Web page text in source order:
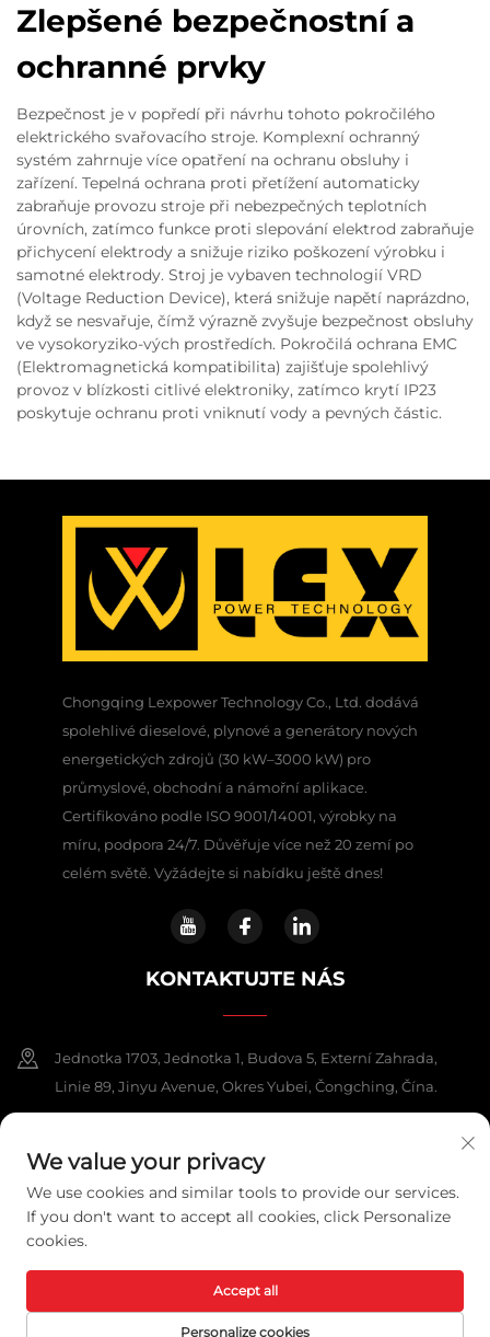
Zlepšené bezpečnostní a
ochranné prvky
Bezpečnost je v popředí při návrhu tohoto pokročilého
elektrického svařovacího stroje. Komplexní ochranný
systém zahrnuje více opatření na ochranu obsluhy i
zařízení. Tepelná ochrana proti přetížení automaticky
zabraňuje provozu stroje při nebezpečných teplotních
úrovních, zatímco funkce proti slepování elektrod zabraňuje
přichycení elektrody a snižuje riziko poškození výrobku i
samotné elektrody. Stroj je vybaven technologií VRD
(Voltage Reduction Device), která snižuje napětí naprázdno,
když se nesvařuje, čímž výrazně zvyšuje bezpečnost obsluhy
ve vysokoryziko-vých prostředích. Pokročilá ochrana EMC
(Elektromagnetická kompatibilita) zajišťuje spolehlivý
provoz v blízkosti citlivé elektroniky, zatímco krytí IP23
poskytuje ochranu proti vniknutí vody a pevných částic.
Chongqing Lexpower Technology Co., Ltd. dodává
spolehlivé dieselové, plynové a generátory nových
energetických zdrojů (30 kW–3000 kW) pro
průmyslové, obchodní a námořní aplikace.
Certifikováno podle ISO 9001/14001, výrobky na
míru, podpora 24/7. Důvěřuje více než 20 zemí po
celém světě. Vyžádejte si nabídku ještě dnes!
KONTAKTUJTE NÁS
Jednotka 1703, Jednotka 1, Budova 5, Externí Zahrada,
Linie 89, Jinyu Avenue, Okres Yubei, Čongching, Čína.
[email protected]
Technology Co., Ltd.
Ochrana soukromí
We value your privacy
We use cookies and similar tools to provide our services.
If you don't want to accept all cookies, click Personalize
cookies.
Personalize cookies
Accept all